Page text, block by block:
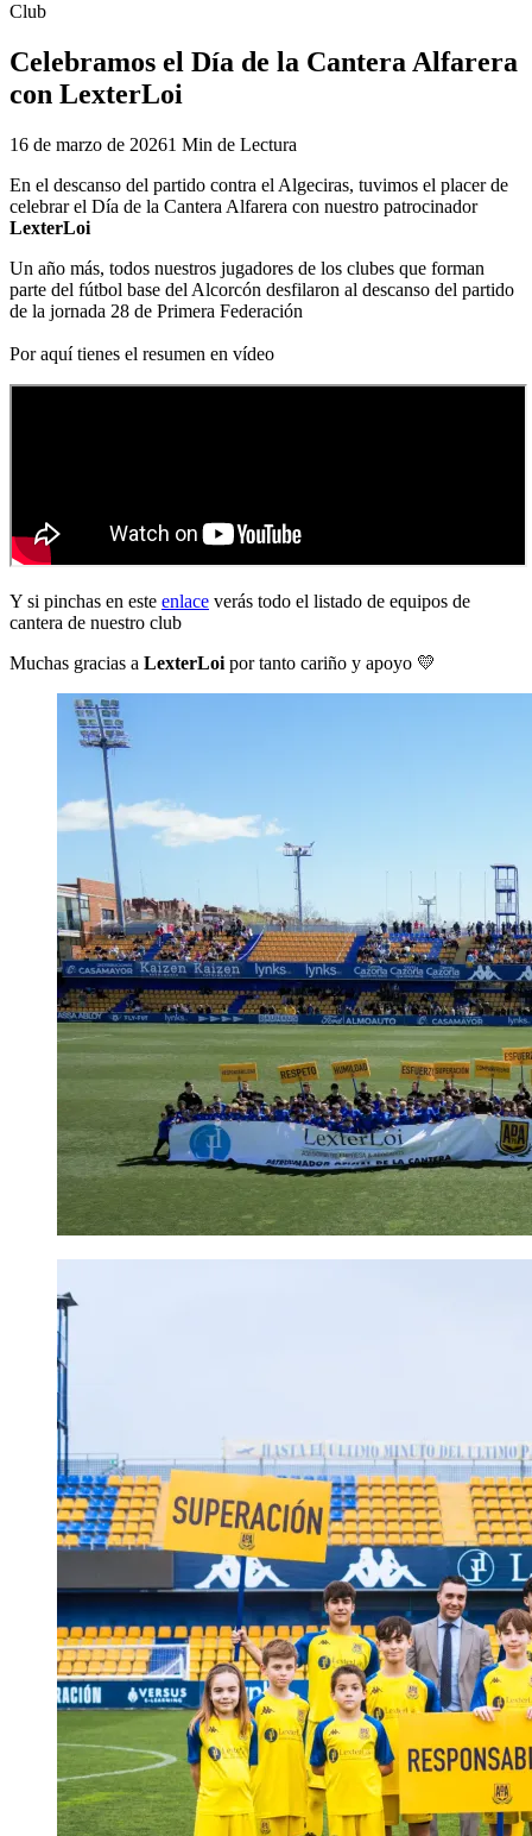
Club
Celebramos el Día de la Cantera Alfarera
con LexterLoi
16 de marzo de 20261 Min de Lectura
En el descanso del partido contra el Algeciras, tuvimos el placer de
celebrar el Día de la Cantera Alfarera con nuestro patrocinador
LexterLoi
Un año más, todos nuestros jugadores de los clubes que forman
parte del fútbol base del Alcorcón desfilaron al descanso del partido
de la jornada 28 de Primera Federación
Por aquí tienes el resumen en vídeo
Y si pinchas en este enlace verás todo el listado de equipos de
cantera de nuestro club
Muchas gracias a LexterLoi por tanto cariño y apoyo 💛